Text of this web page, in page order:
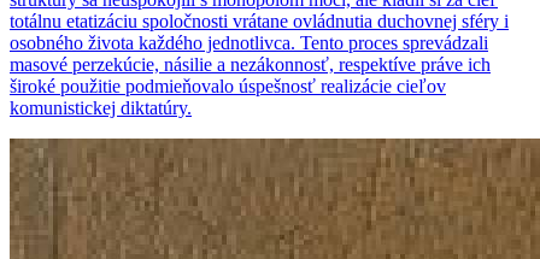
totálnu etatizáciu spoločnosti vrátane ovládnutia duchovnej sféry i
osobného života každého jednotlivca. Tento proces sprevádzali
masové perzekúcie, násilie a nezákonnosť, respektíve práve ich
široké použitie podmieňovalo úspešnosť realizácie cieľov
komunistickej diktatúry.